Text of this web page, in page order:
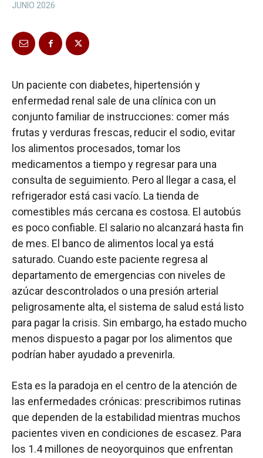
JUNIO 2026
Un paciente con diabetes, hipertensión y
enfermedad renal sale de una clínica con un
conjunto familiar de instrucciones: comer más
frutas y verduras frescas, reducir el sodio, evitar
los alimentos procesados, tomar los
medicamentos a tiempo y regresar para una
consulta de seguimiento. Pero al llegar a casa, el
refrigerador está casi vacío. La tienda de
comestibles más cercana es costosa. El autobús
es poco confiable. El salario no alcanzará hasta fin
de mes. El banco de alimentos local ya está
saturado. Cuando este paciente regresa al
departamento de emergencias con niveles de
azúcar descontrolados o una presión arterial
peligrosamente alta, el sistema de salud está listo
para pagar la crisis. Sin embargo, ha estado mucho
menos dispuesto a pagar por los alimentos que
podrían haber ayudado a prevenirla.
Esta es la paradoja en el centro de la atención de
las enfermedades crónicas: prescribimos rutinas
que dependen de la estabilidad mientras muchos
pacientes viven en condiciones de escasez. Para
los 1.4 millones de neoyorquinos que enfrentan